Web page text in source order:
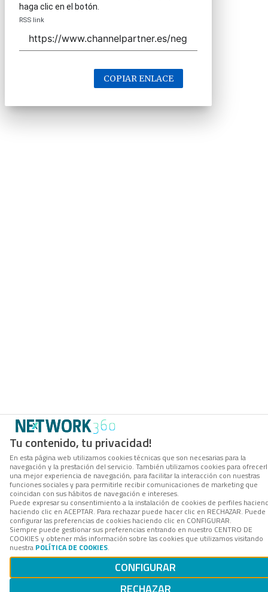
Tu contenido, tu privacidad!
En esta página web utilizamos cookies técnicas que son necesarias para la
navegación y la prestación del servicio. También utilizamos cookies para
una mejor experiencia de navegación, para facilitar la interacción con nuestras
funciones sociales y para permitirle recibir comunicaciones de marketing que
coincidan con sus hábitos de navegación e intereses.
Puede expresar su consentimiento a la instalación de cookies de perfiles
haciendo clic en ACEPTAR. Para rechazar puede hacer clic en RECHAZAR. Puede
configurar las preferencias de cookies haciendo clic en CONFIGURAR.
Siempre puede gestionar sus preferencias entrando en nuestro CENTRO DE
COOKIES y obtener más información sobre las cookies que utilizamos visitando
nuestra POLÍTICA DE COOKIES.
CONFIGURAR
RECHAZAR
haga clic en el botón.
RSS link
COPIAR ENLACE